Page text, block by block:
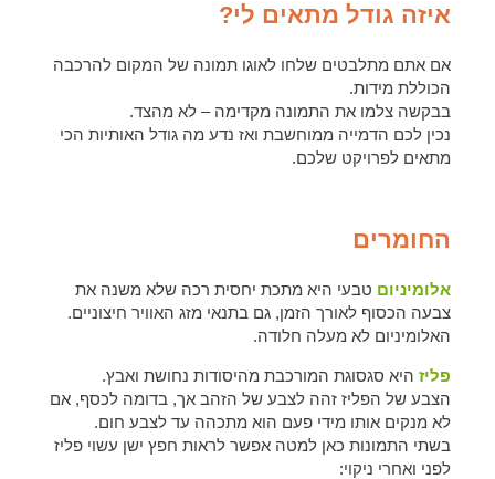
איזה גודל מתאים לי?
אם אתם מתלבטים שלחו לאוגו תמונה של המקום להרכבה
הכוללת מידות.
בבקשה צלמו את התמונה מקדימה – לא מהצד.
נכין לכם הדמייה ממוחשבת ואז נדע מה גודל האותיות הכי
מתאים לפרויקט שלכם.
החומרים
אלומיניום טבעי היא מתכת יחסית רכה שלא משנה את
צבעה הכסוף לאורך הזמן, גם בתנאי מזג האוויר חיצוניים.
האלומיניום לא מעלה חלודה.
פליז היא סגסוגת המורכבת מהיסודות נחושת ואבץ.
הצבע של הפליז זהה לצבע של הזהב אך, בדומה לכסף, אם
לא מנקים אותו מידי פעם הוא מתכהה עד לצבע חום.
בשתי התמונות כאן למטה אפשר לראות חפץ ישן עשוי פליז
לפני ואחרי ניקוי: